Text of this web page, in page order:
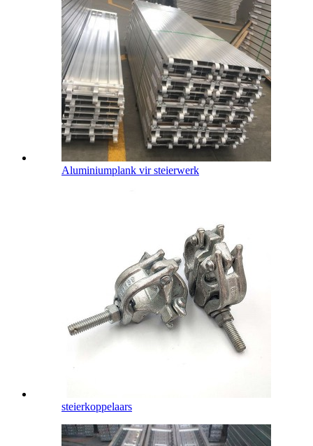
Aluminiumplank vir steierwerk
steierkoppelaars